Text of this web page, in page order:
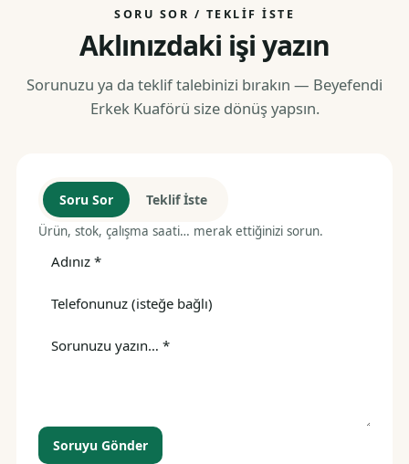
SORU SOR / TEKLIF İSTE
Aklınızdaki işi yazın
Sorunuzu ya da teklif talebinizi bırakın — Beyefendi
Erkek Kuaförü size dönüş yapsın.
Soru Sor Teklif İste
Ürün, stok, çalışma saati… merak ettiğinizi sorun.
Soruyu Gönder